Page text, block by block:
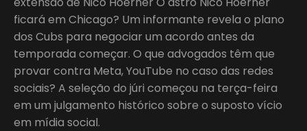
ficará em Chicago? Um informante revela o plano
dos Cubs para negociar um acordo antes da
temporada começar. O que advogados têm que
provar contra Meta, YouTube no caso das redes
sociais? A seleção do júri começou na terça-feira
em um julgamento histórico sobre o suposto vício
em mídia social.